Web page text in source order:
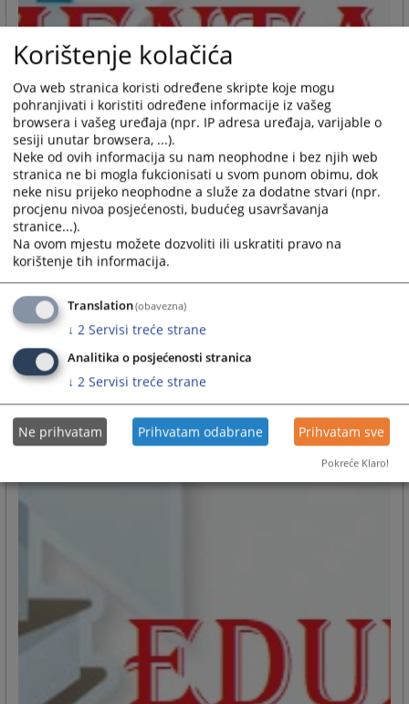
Korištenje kolačića
Ova web stranica koristi određene skripte koje mogu
pohranjivati i koristiti određene informacije iz vašeg
browsera i vašeg uređaja (npr. IP adresa uređaja, varijable o
sesiji unutar browsera, ...).
Neke od ovih informacija su nam neophodne i bez njih web
stranica ne bi mogla fukcionisati u svom punom obimu, dok
neke nisu prijeko neophodne a služe za dodatne stvari (npr.
procjenu nivoa posjećenosti, budućeg usavršavanja
stranice...).
Na ovom mjestu možete dozvoliti ili uskratiti pravo na
korištenje tih informacija.
Translation(obavezna)
↓ 2 Servisi treće strane
Analitika o posjećenosti stranica
↓ 2 Servisi treće strane
Ne prihvatam Prihvatam odabrane Prihvatam sve
Pokreće Klaro!